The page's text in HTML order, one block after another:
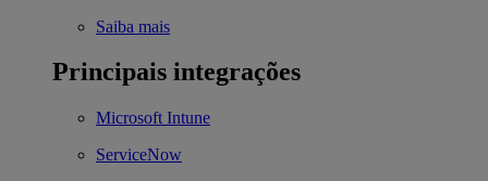
Saiba mais
Principais integrações
Microsoft Intune
ServiceNow